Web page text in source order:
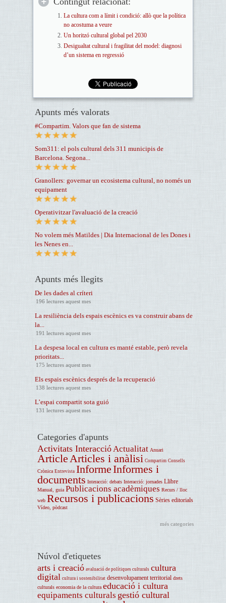
La cultura com a límit i condició: allò que la política
no acostuma a veure
Un horitzó cultural global pel 2030
Desigualtat cultural i fragilitat del model: diagnosi
d’un sistema en regressió
Apunts més valorats
#Compartim. Valors que fan de sistema
Som311: el pols cultural dels 311 municipis de
Barcelona. Segona...
Granollers: governar un ecosistema cultural, no només un
equipament
Operativitzar l'avaluació de la creació
No volem més Matildes | Dia Internacional de les Dones i
les Nenes en...
Apunts més llegits
De les dades al críteri
196 lectures aquest mes
La resiliència dels espais escènics es va construir abans de
la...
191 lectures aquest mes
La despesa local en cultura es manté estable, però revela
prioritats...
175 lectures aquest mes
Els espais escènics després de la recuperació
138 lectures aquest mes
L’espai compartit sota guió
131 lectures aquest mes
Categories d'apunts
Activitats Interacció Actualitat Anuari
Article Articles i anàlisi Compartim Consells
Crònica Entrevista InformeInformes i
documents Interacció: debats Interacció: jornades Llibre
Manual, guia Publicacions acadèmiques Recurs / lloc
web Recursos i publicacions Sèries editorials
Vídeo, pòdcast
més categories
Núvol d'etiquetes
arts i creació avaluació de polítiques culturals cultura
digital cultura i sostenibilitat desenvolupament territorial drets
culturals economia de la cultura educació i cultura
equipaments culturals gestió cultural